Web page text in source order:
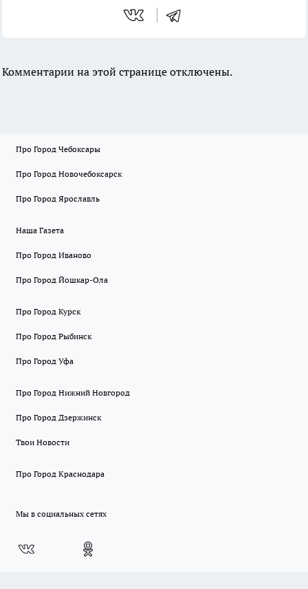
Комментарии на этой странице отключены.
Про Город Чебоксары
Про Город Новочебоксарск
Про Город Ярославль
Наша Газета
Про Город Иваново
Про Город Йошкар-Ола
Про Город Курск
Про Город Рыбинск
Про Город Уфа
Про Город Нижний Новгород
Про Город Дзержинск
Твои Новости
Про Город Краснодара
Мы в социальных сетях